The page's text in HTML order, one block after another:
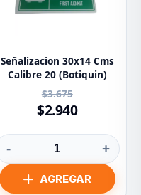
Señalizacion 30x14 Cms
Calibre 20 (Botiquin)
$3.675
$2.940
- +